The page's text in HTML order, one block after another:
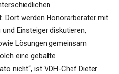
Dort werden Honorarberater mit
Einsteiger diskutieren,
Lösungen gemeinsam
eine geballte
nicht“, ist VDH-Chef Dieter